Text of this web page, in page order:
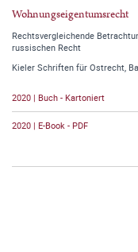
Wohnungseigentumsrecht
Rechtsvergleichende
russischen Recht
Kieler Schriften für Ostrecht,
2020 | Buch - Kartoniert
2020 | E-Book - PDF